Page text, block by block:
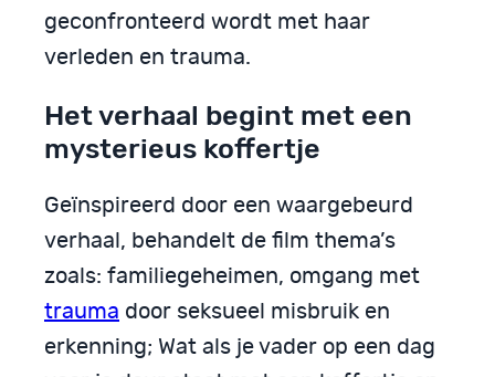
geconfronteerd wordt met haar
verleden en trauma.
Het verhaal begint met een
mysterieus koffertje
Geïnspireerd door een waargebeurd
verhaal, behandelt de film thema’s
zoals: familiegeheimen, omgang met
trauma door seksueel misbruik en
erkenning; Wat als je vader op een dag